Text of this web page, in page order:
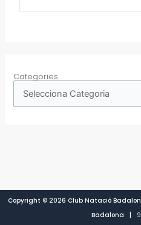
Categories
Copyright © 2026 Club Natació
Badalona |